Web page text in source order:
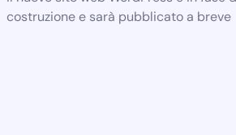
costruzione e sarà pubblicato a breve